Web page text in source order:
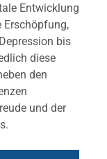
Entwicklung
Erschöpfung,
bis
diese
den
und der